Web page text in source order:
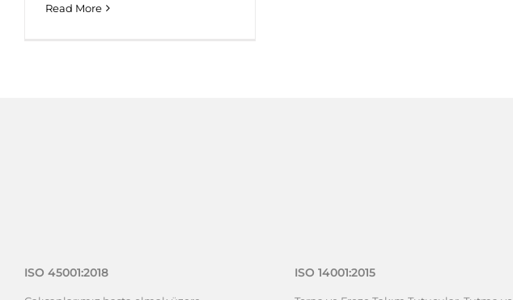
Read More
ISO 45001:2018 ISO 14001:2015